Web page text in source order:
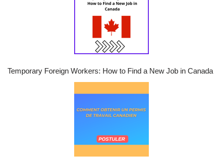
Temporary Foreign Workers: How to Find a New Job in Canada